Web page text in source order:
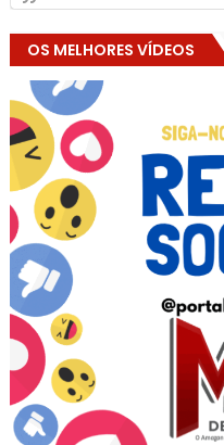
OS MELHORES VÍDEOS